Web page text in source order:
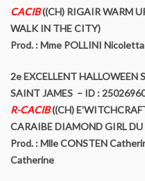
CACIB((CH) RIGAIR WARM
WALK IN THE CITY)
Prod. : Mme POLLINI
2e EXCELLENT HALLOWEEN
SAINT JAMES – ID :
R-CACIB((CH)
CARAIBE DIAMOND GIRL
Prod. : Mlle CONSTEN
Catherine